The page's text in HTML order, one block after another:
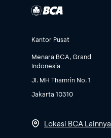
Kantor Pusat
Menara BCA, Grand
Indonesia
Jl. MH Thamrin No. 1
Jakarta 10310
Lokasi BCA Lainnya